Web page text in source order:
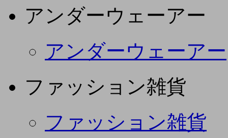
アンダーウェーアー
アンダーウェーアー
ファッション雑貨
ファッション雑貨